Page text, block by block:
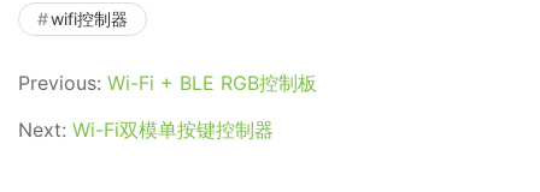
wifi控制器
Previous: Wi-Fi + BLE RGB控制板
Next: Wi-Fi双模单按键控制器